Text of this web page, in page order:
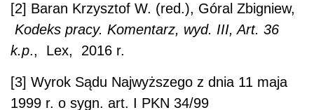
[2] Baran Krzysztof W. (red.), Góral Zbigniew,
Kodeks pracy. Komentarz, wyd. III, Art. 36
k.p., Lex, 2016 r.
[3] Wyrok Sądu Najwyższego z dnia 11 maja
1999 r. o sygn. art. I PKN 34/99